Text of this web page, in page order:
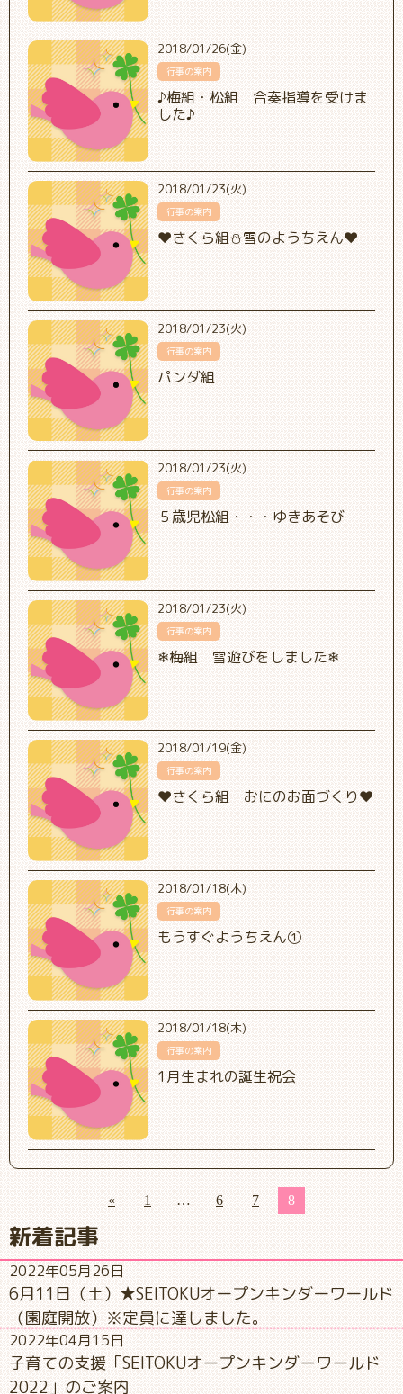
新着記事
2022年05月26日
6月11日（土）★SEITOKUオープンキンダーワールド
（園庭開放）※定員に達しました。
2022年04月15日
子育ての支援「SEITOKUオープンキンダーワールド
2022」のご案内
2018/01/26(金)
行事の案内
♪梅組・松組 合奏指導を受けま
した♪
2018/01/23(火)
行事の案内
❤さくら組⛄雪のようちえん❤
2018/01/23(火)
行事の案内
パンダ組
2018/01/23(火)
行事の案内
５歳児松組・・・ゆきあそび
2018/01/23(火)
行事の案内
❄梅組 雪遊びをしました❄
2018/01/19(金)
行事の案内
❤さくら組 おにのお面づくり❤
2018/01/18(木)
行事の案内
もうすぐようちえん①
2018/01/18(木)
行事の案内
1月生まれの誕生祝会
« 1 … 6 7 8